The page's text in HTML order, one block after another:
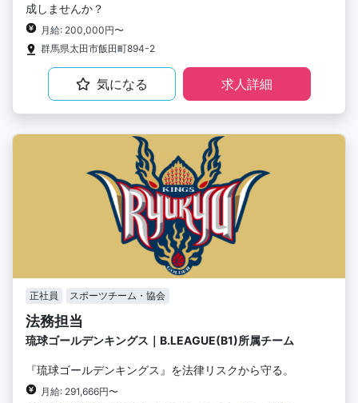
成しませんか？
月給: 200,000円〜
群馬県太田市飯田町894-2
気になる 求人詳細
正社員 スポーツチーム・協会
法務担当
琉球ゴールデンキングス｜B.LEAGUE(B1)所属チーム
『琉球ゴールデンキングス』を法律リスクから守る。
月給: 291,666円〜